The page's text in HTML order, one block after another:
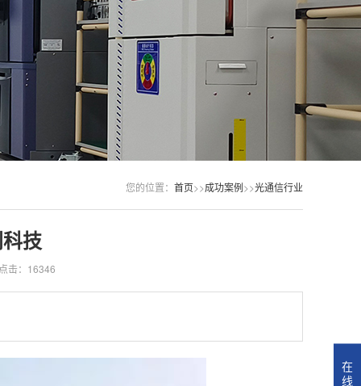
您的位置： 首页>>成功案例>>光通信行业
技
击：16346
在
线